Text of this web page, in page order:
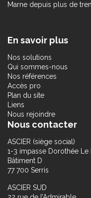
Marne depuis plus de
En savoir plus
Nos solutions
Qui sommes-nous
Nos références
Accès pro
Plan du site
Liens
Nous rejoindre
Nous contacter
ASCIER (siège social)
1-3 impasse Dorothée Le
Bâtiment D
77 700 Serris
ASCIER SUD